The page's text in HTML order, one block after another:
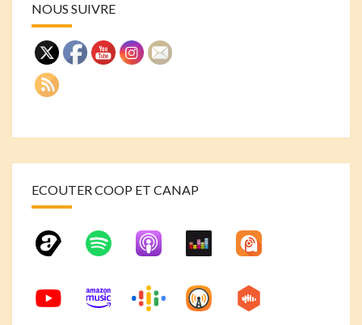
NOUS SUIVRE
ECOUTER COOP ET CANAP